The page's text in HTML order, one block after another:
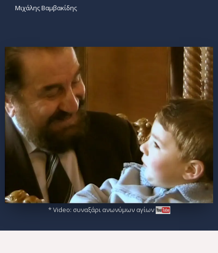
Μιχάλης Βαμβακίδης
* Video: συναξάρι ανωνύμων αγίων